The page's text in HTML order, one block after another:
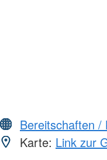
Bereitschaften /
Karte: Link zur